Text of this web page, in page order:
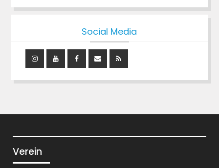
Social Media
Verein